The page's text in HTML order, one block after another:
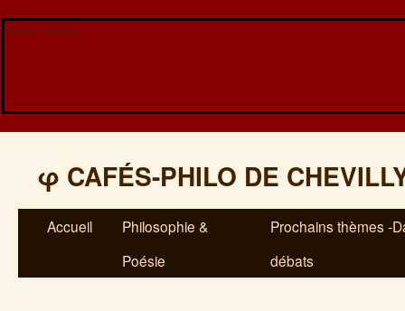
Veuillez patienter...
φ CAFÉS-PHILO DE
Accueil
Philosophie &
Poésie
Prochains thèmes -
débats